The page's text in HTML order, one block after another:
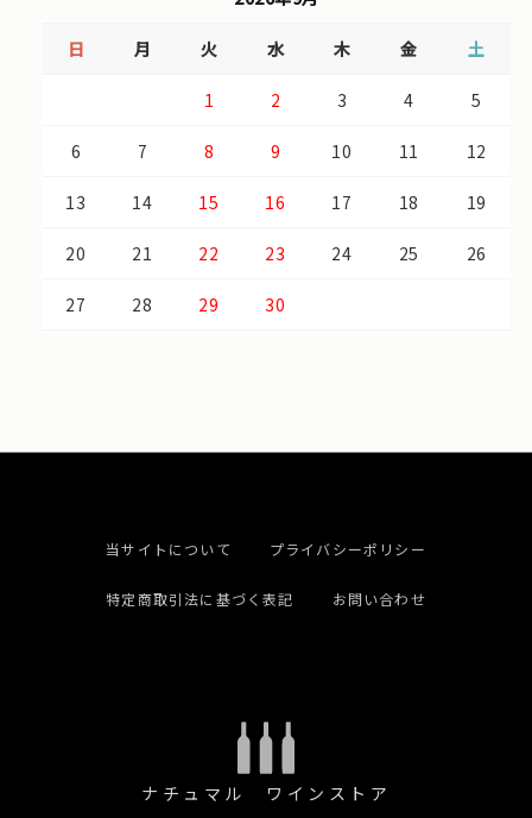
日 月 火 水 木 金 土
1 2 3 4 5
6 7 8 9 10 11 12
13 14 15 16 17 18 19
20 21 22 23 24 25 26
27 28 29 30
当サイトについて プライバシーポリシー
特定商取引法に基づく表記 お問い合わせ
ナチュマル ワインストア